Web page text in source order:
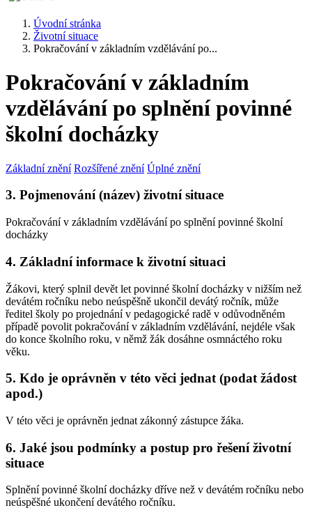
Úvodní stránka
Životní situace
Pokračování v základním vzdělávání po...
Pokračování v základním
vzdělávání po splnění povinné
školní docházky
Základní znění Rozšířené znění Úplné znění
3. Pojmenování (název) životní situace
Pokračování v základním vzdělávání po splnění povinné školní
docházky
4. Základní informace k životní situaci
Žákovi, který splnil devět let povinné školní docházky v nižším než
devátém ročníku nebo neúspěšně ukončil devátý ročník, může
ředitel školy po projednání v pedagogické radě v odůvodněném
případě povolit pokračování v základním vzdělávání, nejdéle však
do konce školního roku, v němž žák dosáhne osmnáctého roku
věku.
5. Kdo je oprávněn v této věci jednat (podat žádost
apod.)
V této věci je oprávněn jednat zákonný zástupce žáka.
6. Jaké jsou podmínky a postup pro řešení životní
situace
Splnění povinné školní docházky dříve než v devátém ročníku nebo
neúspěšné ukončení devátého ročníku.